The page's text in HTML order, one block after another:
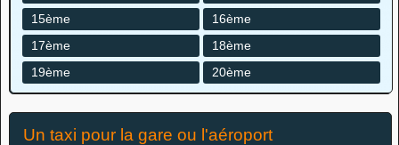
15ème
16ème
17ème
18ème
19ème
20ème
Un taxi pour la gare ou l'aéroport